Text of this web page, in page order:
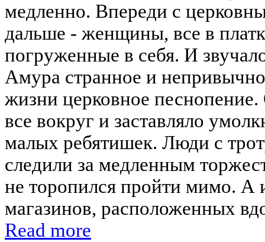
медленно. Впереди с
дальше - женщины, все в
погруженные в себя. И
Амура странное и
жизни церковное
все вокруг и заставляло
малых ребятишек. Люди с
следили за медленным
не торопился пройти мимо. А
магазинов, расположенных
Read more